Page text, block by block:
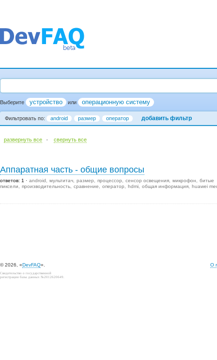
Выберите устройство или операционную систему
Фильтровать по: android размер оператор добавить фильтр
развернуть все · cвернуть все
Аппаратная часть - общие вопросы
ответов: 1 android мультитач размер процессор сенсор освещения микрофон
битые
пиксели
производительность сравнение оператор hdmi общая информация huawei
© 2026, «DevFAQ». О
Свидетельство о государственной
регистрации базы данных №2012620649.